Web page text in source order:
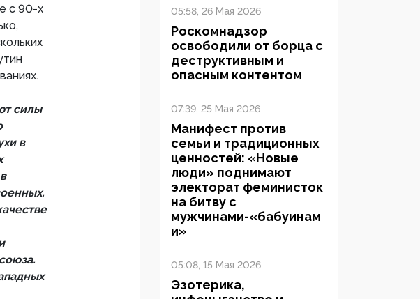
с 90-х
силы
в
05:58, 26 Мая 2026
Роскомнадзор
освободили от борца с
деструктивным и
опасным контентом
07:39, 25 Мая 2026
Манифест против
семьи и традиционных
ценностей: «Новые
люди» поднимают
электорат феминисток
на битву с
мужчинами-«бабуинам
и»
05:08, 15 Мая 2026
Эзотерика,